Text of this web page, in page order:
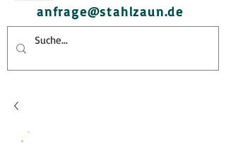
anfrage@stahlzaun.de